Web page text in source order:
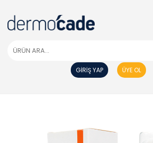
GİRİŞ YAP ÜYE OL